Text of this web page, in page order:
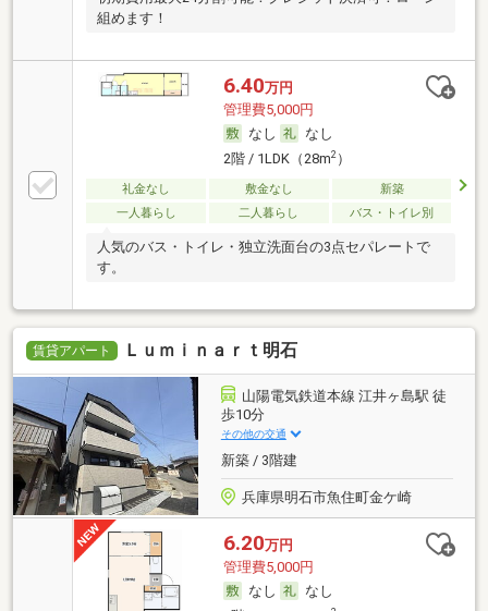
組めます！
6.40万円
管理費5,000円
なし
なし
2階 / 1LDK（28m2）
礼金なし 敷金なし
新築
一人暮らし
二人暮らし バス・トイレ別
人気のバス・トイレ・独立洗面台の3点セパレートで
す。
賃貸アパート Ｌｕｍｉｎａｒｔ明石
山陽電気鉄道本線 江井ヶ島駅 徒
歩10分
その他の交通
新築 / 3階建
兵庫県明石市魚住町金ケ崎
6.20万円
管理費5,000円
なし
なし